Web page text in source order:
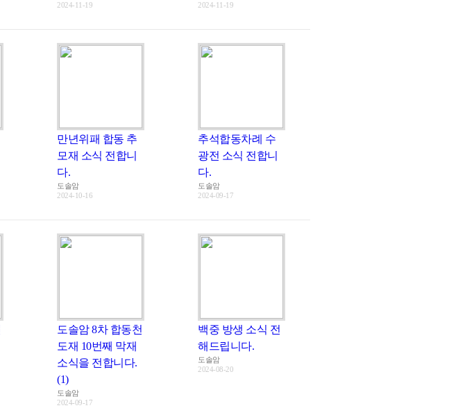
2024-11-19
2024-11-19
만년위패 합동 추
모재 소식 전합니
다.
도솔암
2024-10-16
추석합동차례 수
광전 소식 전합니
다.
도솔암
2024-09-17
도솔암 8차 합동천
도재 10번째 막재
소식을 전합니다.
(1)
도솔암
2024-09-17
백중 방생 소식 전
해드립니다.
도솔암
2024-08-20